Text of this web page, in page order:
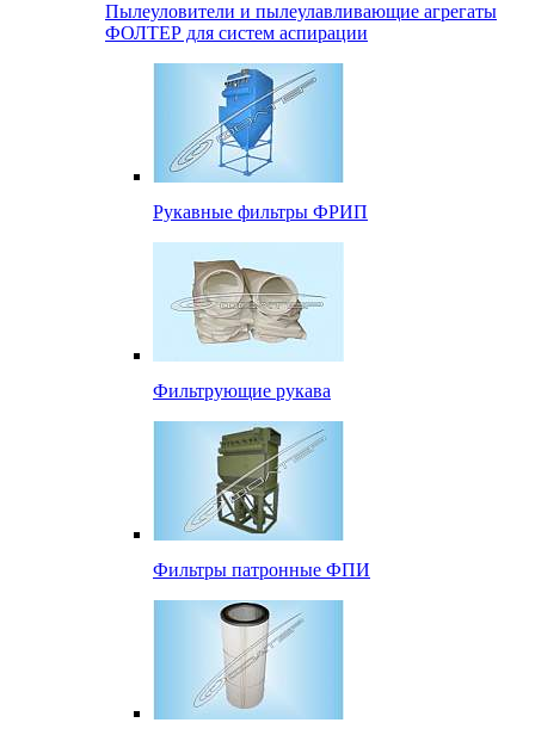
Пылеуловители и пылеулавливающие агрегаты
ФОЛТЕР для систем аспирации
Рукавные фильтры ФРИП
Фильтрующие рукава
Фильтры патронные ФПИ